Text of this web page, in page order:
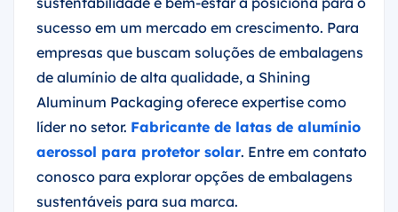
sucesso em um mercado em crescimento. Para
empresas que buscam soluções de embalagens
de alumínio de alta qualidade, a Shining
Aluminum Packaging oferece expertise como
líder no setor. Fabricante de latas de alumínio
aerossol para protetor solar. Entre em contato
conosco para explorar opções de embalagens
sustentáveis para sua marca.